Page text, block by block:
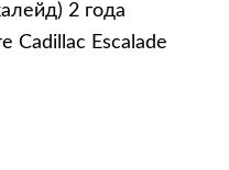
2 года
Cadillac Escalade